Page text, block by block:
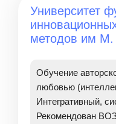
Университет
методов им М.
Обучение
любовью
Интегративный,
Рекомендован